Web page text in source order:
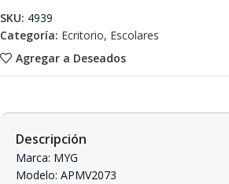
Agregar a Deseados
SKU: 4939
Categoría: Ecritorio, Escolares
Descripción
Marca: MYG
Modelo: APMV2073